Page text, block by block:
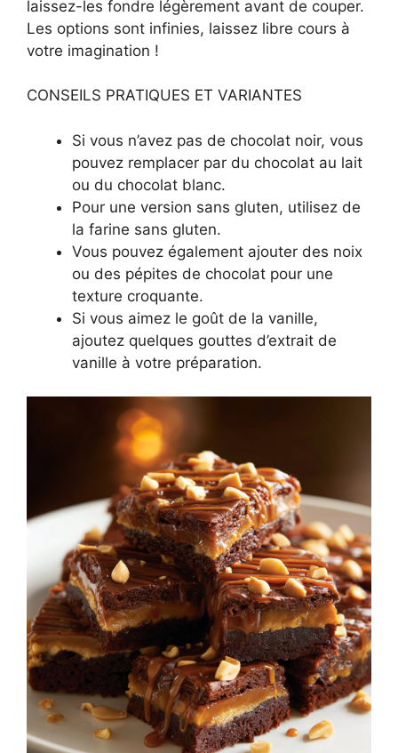
laissez-les fondre légèrement avant de couper.
Les options sont infinies, laissez libre cours à
votre imagination !
CONSEILS PRATIQUES ET VARIANTES
Si vous n’avez pas de chocolat noir, vous
pouvez remplacer par du chocolat au lait
ou du chocolat blanc.
Pour une version sans gluten, utilisez de
la farine sans gluten.
Vous pouvez également ajouter des noix
ou des pépites de chocolat pour une
texture croquante.
Si vous aimez le goût de la vanille,
ajoutez quelques gouttes d’extrait de
vanille à votre préparation.